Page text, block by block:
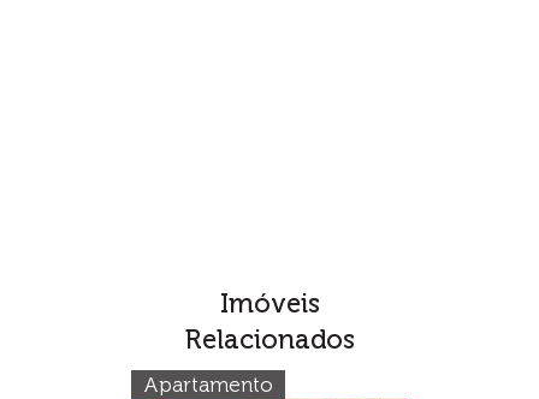
Imóveis
Relacionados
Apartamento